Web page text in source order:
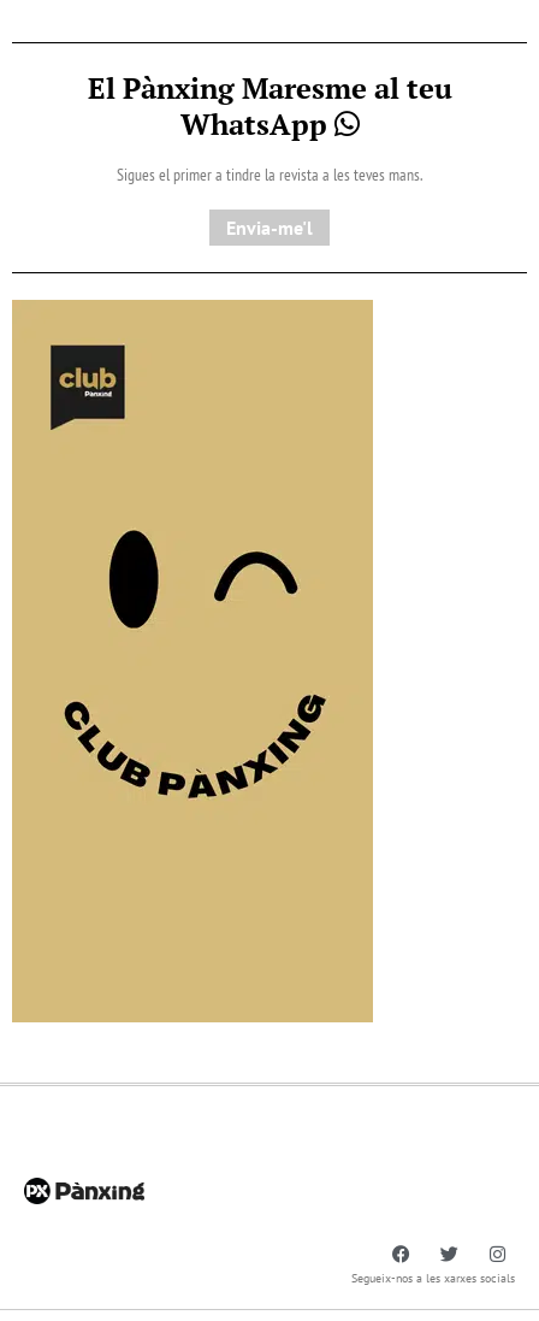
El Pànxing Maresme al teu
WhatsApp
Sigues el primer a tindre la revista a les teves mans.
Envia-me'l
Segueix-nos a les xarxes socials